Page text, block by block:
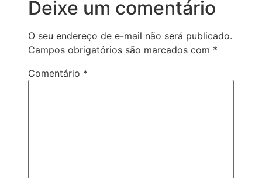
Deixe um comentário
O seu endereço de e-mail não será publicado.
Campos obrigatórios são marcados com *
Comentário *